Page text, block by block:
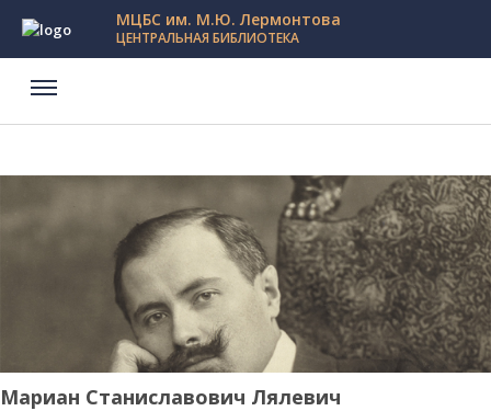
МЦБС им. М.Ю. Лермонтова
ЦЕНТРАЛЬНАЯ БИБЛИОТЕКА
Мариан Станиславович Лялевич